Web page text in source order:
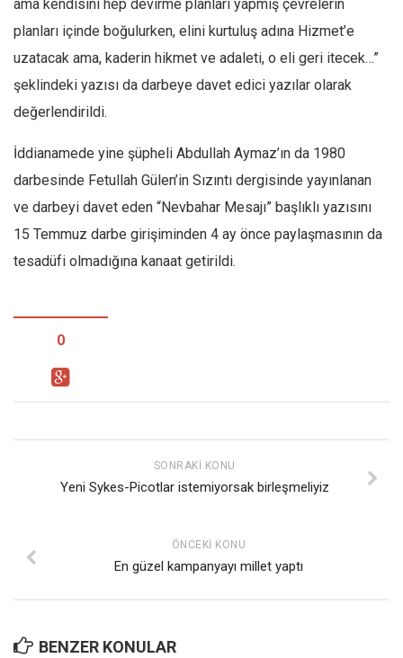
ama kendisini hep devirme planları yapmış çevrelerin
planları içinde boğulurken, elini kurtuluş adına Hizmet’e
uzatacak ama, kaderin hikmet ve adaleti, o eli geri itecek…”
şeklindeki yazısı da darbeye davet edici yazılar olarak
değerlendirildi.
İddianamede yine şüpheli Abdullah Aymaz’ın da 1980
darbesinde Fetullah Gülen’in Sızıntı dergisinde yayınlanan
ve darbeyi davet eden “Nevbahar Mesajı” başlıklı yazısını
15 Temmuz darbe girişiminden 4 ay önce paylaşmasının da
tesadüfi olmadığına kanaat getirildi.
0
SONRAKI KONU
Yeni Sykes-Picotlar istemiyorsak birleşmeliyiz
ÖNCEKI KONU
En güzel kampanyayı millet yaptı
BENZER KONULAR